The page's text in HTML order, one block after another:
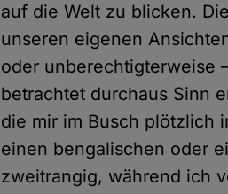
auf die Welt zu blicken.
unseren eigenen
oder unberechtigterweise
betrachtet durchaus Sinn
die mir im Busch plötzlich
einen bengalischen oder
zweitrangig, während ich